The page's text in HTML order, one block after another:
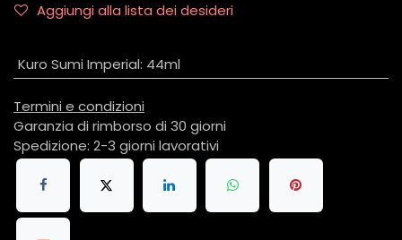
Aggiungi alla lista dei desideri
Kuro Sumi Imperial: 44ml
Termini e condizioni
Garanzia di rimborso di 30 giorni
Spedizione: 2-3 giorni lavorativi